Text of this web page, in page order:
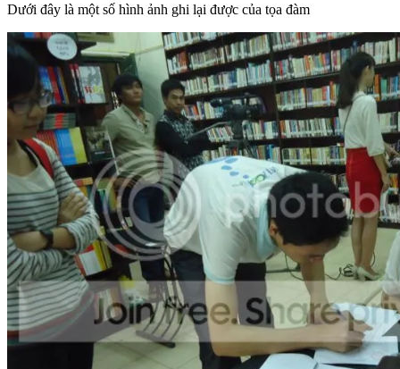
Dưới đây là một số hình ảnh ghi lại được của tọa đàm